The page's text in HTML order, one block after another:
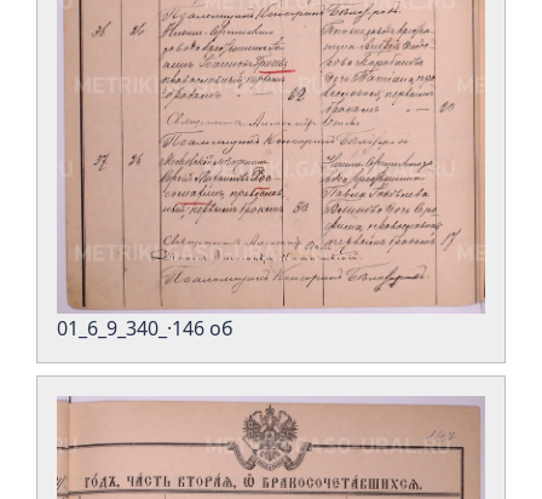
01_6_9_340_·146 об